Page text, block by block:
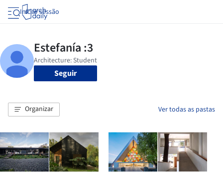
Iniciar sessão
Seguir
Organizar Ver todas as pastas